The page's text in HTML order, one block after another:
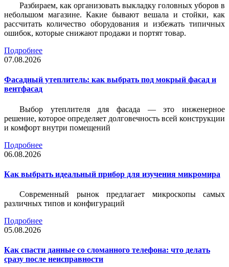
Разбираем, как организовать выкладку головных уборов в
небольшом магазине. Какие бывают вешала и стойки, как
рассчитать количество оборудования и избежать типичных
ошибок, которые снижают продажи и портят товар.
Подробнее
07.08.2026
Фасадный утеплитель: как выбрать под мокрый фасад и
вентфасад
Выбор утеплителя для фасада — это инженерное
решение, которое определяет долговечность всей конструкции
и комфорт внутри помещений
Подробнее
06.08.2026
Как выбрать идеальный прибор для изучения микромира
Современный рынок предлагает микроскопы самых
различных типов и конфигураций
Подробнее
05.08.2026
Как спасти данные со сломанного телефона: что делать
сразу после неисправности